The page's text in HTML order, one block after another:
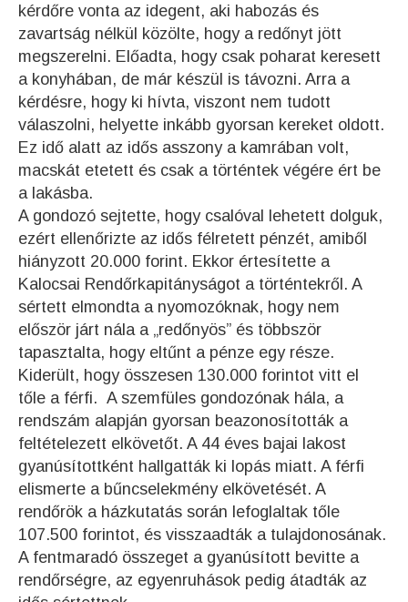
kérdőre vonta az idegent, aki habozás és
zavartság nélkül közölte, hogy a redőnyt jött
megszerelni. Előadta, hogy csak poharat keresett
a konyhában, de már készül is távozni. Arra a
kérdésre, hogy ki hívta, viszont nem tudott
válaszolni, helyette inkább gyorsan kereket oldott.
Ez idő alatt az idős asszony a kamrában volt,
macskát etetett és csak a történtek végére ért be
a lakásba.
A gondozó sejtette, hogy csalóval lehetett dolguk,
ezért ellenőrizte az idős félretett pénzét, amiből
hiányzott 20.000 forint. Ekkor értesítette a
Kalocsai Rendőrkapitányságot a történtekről. A
sértett elmondta a nyomozóknak, hogy nem
először járt nála a „redőnyös” és többször
tapasztalta, hogy eltűnt a pénze egy része.
Kiderült, hogy összesen 130.000 forintot vitt el
tőle a férfi. A szemfüles gondozónak hála, a
rendszám alapján gyorsan beazonosították a
feltételezett elkövetőt. A 44 éves bajai lakost
gyanúsítottként hallgatták ki lopás miatt. A férfi
elismerte a bűncselekmény elkövetését. A
rendőrök a házkutatás során lefoglaltak tőle
107.500 forintot, és visszaadták a tulajdonosának.
A fentmaradó összeget a gyanúsított bevitte a
rendőrségre, az egyenruhások pedig átadták az